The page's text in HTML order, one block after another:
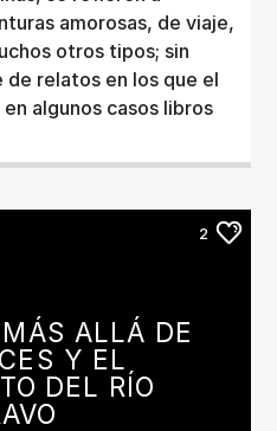
amorosas, de viaje,
otros tipos; sin
relatos en los que el
algunos casos libros
2
ALLÁ DE
Y EL
DEL RÍO